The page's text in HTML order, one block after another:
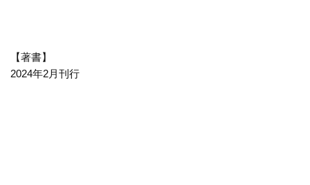
【著書】
2024年2月刊行